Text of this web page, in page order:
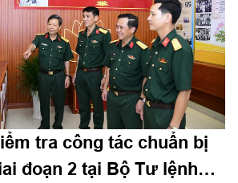
tra công tác chuẩn bị
đoạn 2 tại Bộ Tư lệnh